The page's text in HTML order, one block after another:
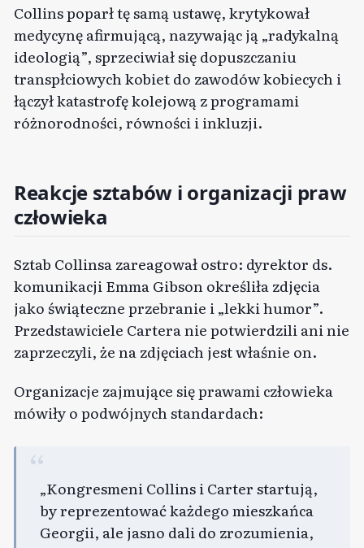
Collins poparł tę samą ustawę, krytykował
medycynę afirmującą, nazywając ją „radykalną
ideologią”, sprzeciwiał się dopuszczaniu
transpłciowych kobiet do zawodów kobiecych i
łączył katastrofę kolejową z programami
różnorodności, równości i inkluzji.
Reakcje sztabów i organizacji praw
człowieka
Sztab Collinsa zareagował ostro: dyrektor ds.
komunikacji Emma Gibson określiła zdjęcia
jako świąteczne przebranie i „lekki humor”.
Przedstawiciele Cartera nie potwierdzili ani nie
zaprzeczyli, że na zdjęciach jest właśnie on.
Organizacje zajmujące się prawami człowieka
mówiły o podwójnych standardach:
„Kongresmeni Collins i Carter startują,
by reprezentować każdego mieszkańca
Georgii, ale jasno dali do zrozumienia,